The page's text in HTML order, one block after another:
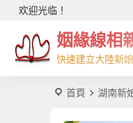
欢迎光临！
姻緣線相
快速建立大陸新
首頁 湖南新